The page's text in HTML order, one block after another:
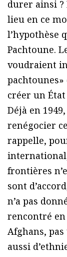
durer ainsi
lieu en ce
l’hypothèse
Pachtoune.
voudraient
pachtounes»
créer un
Déjà en
renégocier
rappelle,
frontières
sont
n’a pas
rencontré
Afghans,
aussi